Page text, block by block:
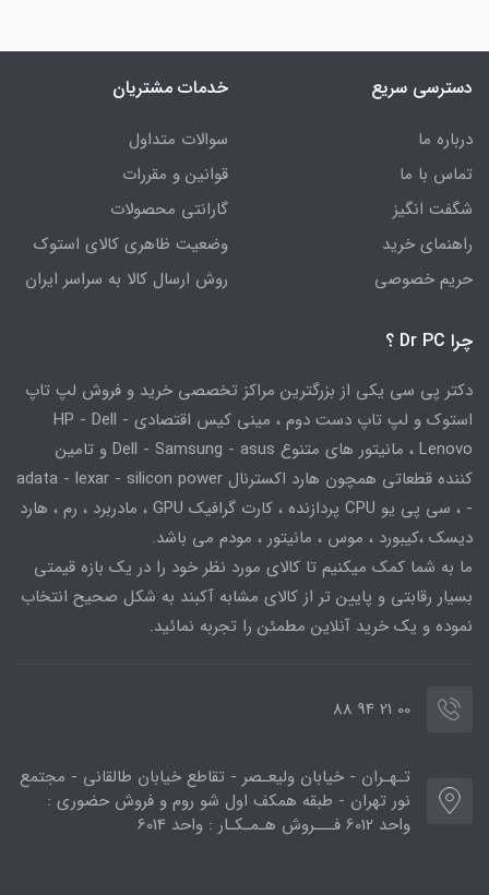
دسترسی سریع
درباره ما
تماس با ما
شگفت انگیز
راهنمای خرید
حریم خصوصی
خدمات مشتریان
سوالات متداول
قوانین و مقررات
گارانتی محصولات
وضعیت ظاهری کالای استوک
روش ارسال کالا به سراسر ایران
چرا Dr PC ؟
دکتر پی سی یکی از بزرگترین مراکز تخصصی خرید و فروش لپ تاپ
استوک و لپ تاپ دست دوم ، مینی کیس اقتصادی HP - Dell -
Lenovo ، مانیتور های متنوع Dell - Samsung - asus و تامین
کننده قطعاتی همچون هارد اکسترنال adata - lexar - silicon power
- ، سی پی یو CPU پردازنده ، کارت گرافیک GPU ، مادربرد ، رم ، هارد
دیسک ،کیبورد ، موس ، مانیتور ، مودم می باشد.
ما به شما کمک میکنیم تا کالای مورد نظر خود را در یک بازه قیمتی
بسیار رقابتی و پایین تر از کالای مشابه آکبند به شکل صحیح انتخاب
نموده و یک خرید آنلاین مطمئن را تجربه نمائید.
00 21 94 88
تـهـران - خیابان ولیعـصر - تقاطع خیابان طالقانی - مجتمع
نور تهران - طبقه همکف اول شو روم و فروش حضوری :
واحد 6012 فـــروش هـمـکـار : واحد 6014